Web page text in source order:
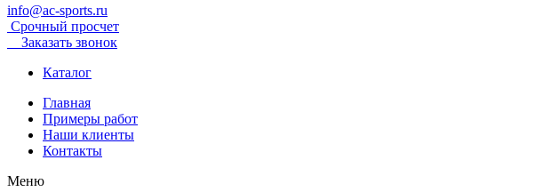
info@ac-sports.ru
Срочный просчет
Заказать звонок
Каталог
Главная
Примеры работ
Наши клиенты
Контакты
Меню